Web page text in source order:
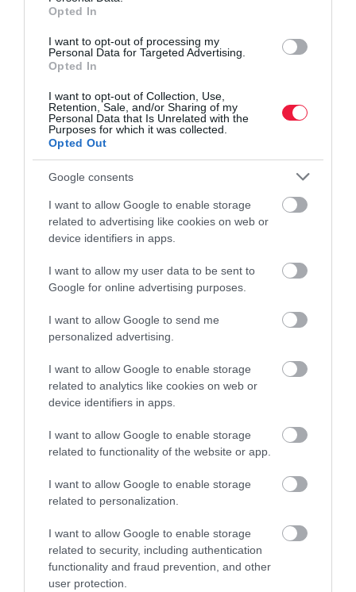
Opted In
I want to opt-out of processing my
Personal Data for Targeted Advertising.
Opted In
I want to opt-out of Collection, Use,
Retention, Sale, and/or Sharing of my
Personal Data that Is Unrelated with the
Purposes for which it was collected.
Opted Out
Google consents
I want to allow Google to enable storage
related to advertising like cookies on web or
device identifiers in apps.
I want to allow my user data to be sent to
Google for online advertising purposes.
I want to allow Google to send me
personalized advertising.
I want to allow Google to enable storage
related to analytics like cookies on web or
device identifiers in apps.
I want to allow Google to enable storage
related to functionality of the website or app.
I want to allow Google to enable storage
related to personalization.
I want to allow Google to enable storage
related to security, including authentication
functionality and fraud prevention, and other
user protection.
MUNKA
béreket
Megszületett a megállapodás a szakszervezetekkel, a béremelés
minden összevetve a rekordmagas infláció hatásait is képes lehet
ellensúlyozni.